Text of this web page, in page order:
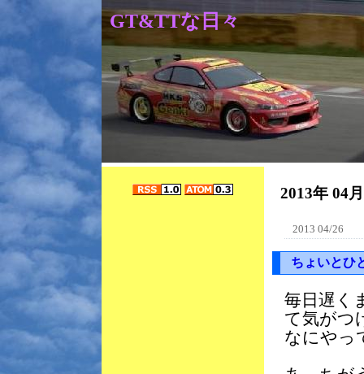
GT&TTな日々
2013年 04
2013 04/26
ちょいとひ
毎日遅く
て気がつ
なにやっ